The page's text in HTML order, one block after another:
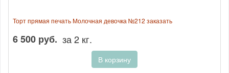
Торт прямая печать Молочная девочка №212 заказать
6 500 руб. за 2 кг.
В корзину